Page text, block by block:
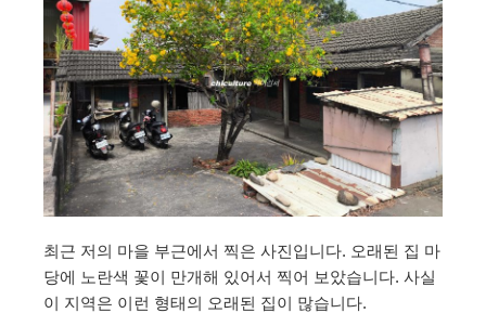
최근 저의 마을 부근에서 찍은 사진입니다. 오래된 집 마
당에 노란색 꽃이 만개해 있어서 찍어 보았습니다. 사실
이 지역은 이런 형태의 오래된 집이 많습니다.